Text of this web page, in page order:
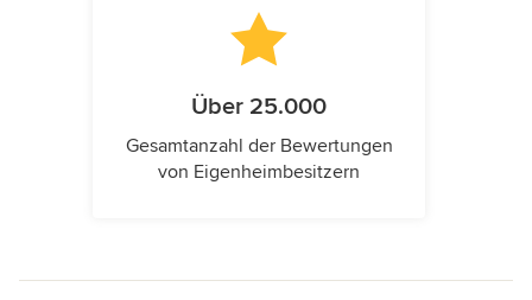
Über 25.000
Gesamtanzahl der Bewertungen
von Eigenheimbesitzern